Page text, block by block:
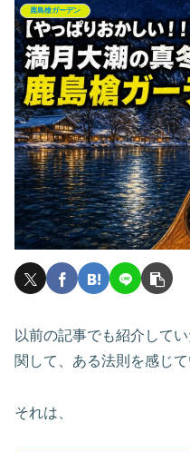
鹿島槍ガーデン
以前の記事でも紹介して
関して、ある法則を感じ
それは、